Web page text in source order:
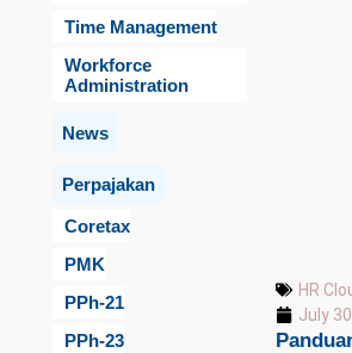
Time Management
Workforce
Administration
News
Perpajakan
Coretax
PMK
PPh-21
PPh-23
HR
July